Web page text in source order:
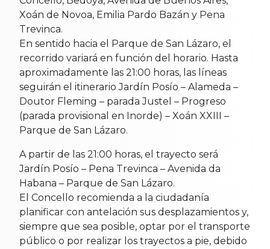
Xoán de Novoa, Emilia Pardo Bazán y Pena
Trevinca.
En sentido hacia el Parque de San Lázaro, el
recorrido variará en función del horario. Hasta
aproximadamente las 21:00 horas, las líneas
seguirán el itinerario Jardín Posío – Alameda –
Doutor Fleming – parada Justel – Progreso
(parada provisional en Inorde) – Xoán XXIII –
Parque de San Lázaro.
A partir de las 21:00 horas, el trayecto será
Jardín Posío – Pena Trevinca – Avenida da
Habana – Parque de San Lázaro.
El Concello recomienda a la ciudadanía
planificar con antelación sus desplazamientos y,
siempre que sea posible, optar por el transporte
público o por realizar los trayectos a pie, debido